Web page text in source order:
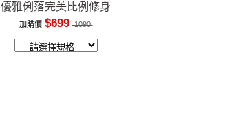
優雅俐落完美比例修身
長褲
加購價 $699 1090